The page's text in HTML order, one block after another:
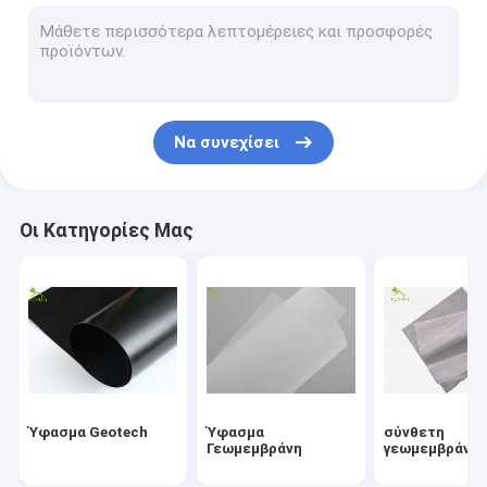
Έλεγχος Geomat διάβρωσης
Αποξήρανση Γεωσύνθετο
Μηχανή κατασκευής κυλίνδρων μεταφορέων
Γεωυφάσματα πρόγραμμα
Ηλεκτρονικό καλώδιο σημάτων
Να συνεχίσει
Οι Κατηγορίες Μας
Ύφασμα Geotech
Ύφασμα
Γεωμεμβράνη
σύνθετη
γεωμεμβράνη